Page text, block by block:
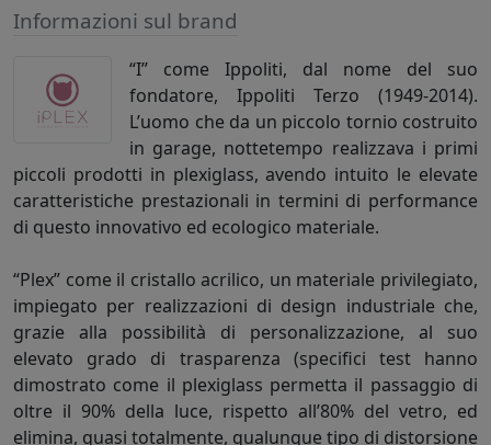
Informazioni sul brand
“I” come Ippoliti, dal nome del suo
fondatore, Ippoliti Terzo (1949-2014).
L’uomo che da un piccolo tornio costruito
in garage, nottetempo realizzava i primi
piccoli prodotti in plexiglass, avendo intuito le elevate
caratteristiche prestazionali in termini di performance
di questo innovativo ed ecologico materiale.
“Plex” come il cristallo acrilico, un materiale privilegiato,
impiegato per realizzazioni di design industriale che,
grazie alla possibilità di personalizzazione, al suo
elevato grado di trasparenza (specifici test hanno
dimostrato come il plexiglass permetta il passaggio di
oltre il 90% della luce, rispetto all’80% del vetro, ed
elimina, quasi totalmente, qualunque tipo di distorsione